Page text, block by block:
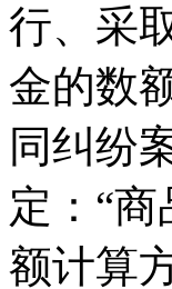
行、采
金的数
同纠纷
定：“
额计算